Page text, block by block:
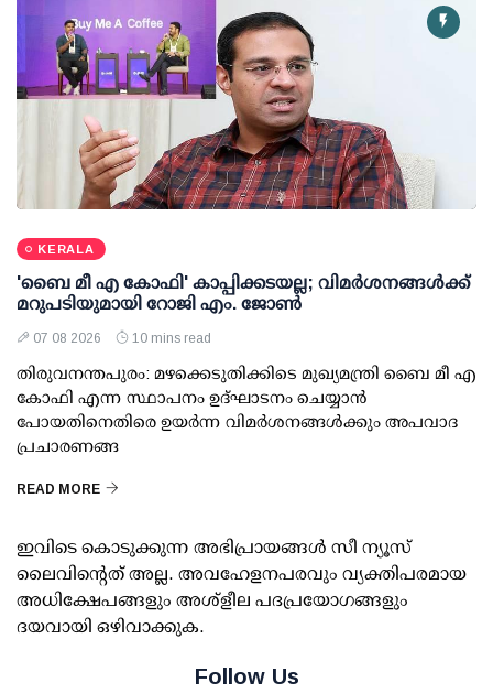
KERALA
'ബൈ മീ എ കോഫി' കാപ്പിക്കടയല്ല; വിമര്‍ശനങ്ങള്‍ക്ക്
മറുപടിയുമായി റോജി എം. ജോണ്‍
07 08 2026 10 mins read
തിരുവനന്തപുരം: മഴക്കെടുതിക്കിടെ മുഖ്യമന്ത്രി ബൈ മീ എ
കോഫി എന്ന സ്ഥാപനം ഉദ്ഘാടനം ചെയ്യാന്‍
പോയതിനെതിരെ ഉയര്‍ന്ന വിമര്‍ശനങ്ങള്‍ക്കും അപവാദ
പ്രചാരണങ്ങ
READ MORE
ഇവിടെ കൊടുക്കുന്ന അഭിപ്രായങ്ങള്‍ സീ ന്യൂസ്
ലൈവിന്റെത് അല്ല. അവഹേളനപരവും വ്യക്തിപരമായ
അധിക്ഷേപങ്ങളും അശ്‌ളീല പദപ്രയോഗങ്ങളും
ദയവായി ഒഴിവാക്കുക.
Follow Us